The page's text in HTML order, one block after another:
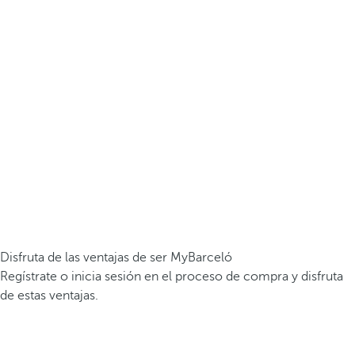
Disfruta de las ventajas de ser MyBarceló
Regístrate o inicia sesión en el proceso de compra y disfruta
de estas ventajas.